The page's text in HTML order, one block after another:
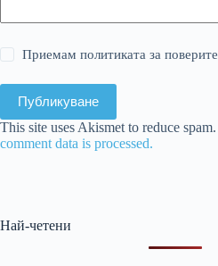
Приемам политиката за
Публикуване
This site uses Akismet to reduce spam.
comment data is processed.
Най-четени